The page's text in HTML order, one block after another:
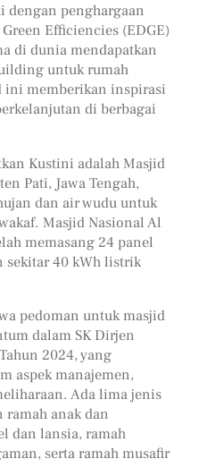
penghargaan
Efficiencies (EDGE)
di dunia mendapatkan
untuk rumah
ini memberikan inspirasi
di berbagai
Kustini adalah Masjid
Pati, Jawa Tengah,
dan air wudu untuk
Masjid Nasional Al
memasang 24 panel
sekitar 40 kWh listrik
pedoman untuk masjid
dalam SK Dirjen
2024, yang
aspek manajemen,
Ada lima jenis
anak dan
dan lansia, ramah
serta ramah musafir